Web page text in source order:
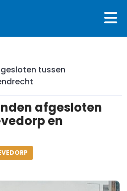
tussen
afgesloten
en